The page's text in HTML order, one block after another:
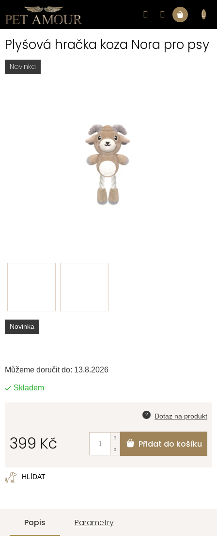
obsah
Nákupní
košík
Plyšová hračka koza Nora pro psy
Novinka
Novinka
Skladem
Můžeme doručit do: 13.8.2026
399 Kč Přidat do košíku
HLÍDAT
Popis Parametry